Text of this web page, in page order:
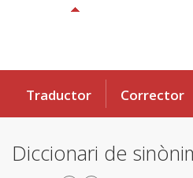
Traductor Corrector
Diccionari de